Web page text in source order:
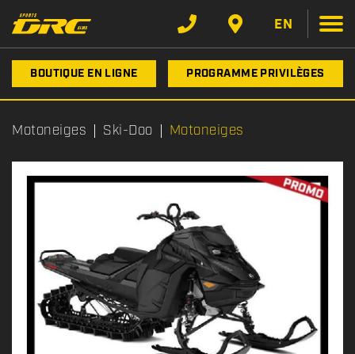
EN
BOUTIQUE EN LIGNE PROGRAMME PRIVILÈGES
Motoneiges Ski-Doo Motoneiges